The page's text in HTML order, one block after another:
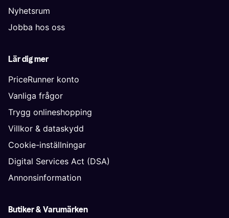
Nyhetsrum
Jobba hos oss
Lär dig mer
PriceRunner konto
Vanliga frågor
Trygg onlineshopping
Villkor & dataskydd
Cookie-inställningar
Digital Services Act (DSA)
Annonsinformation
Butiker & Varumärken